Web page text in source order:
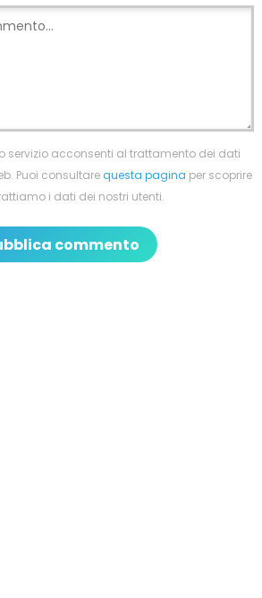
servizio acconsenti al trattamento dei dati
Puoi consultarequesta pagina per scoprire
i dati dei nostri utenti.